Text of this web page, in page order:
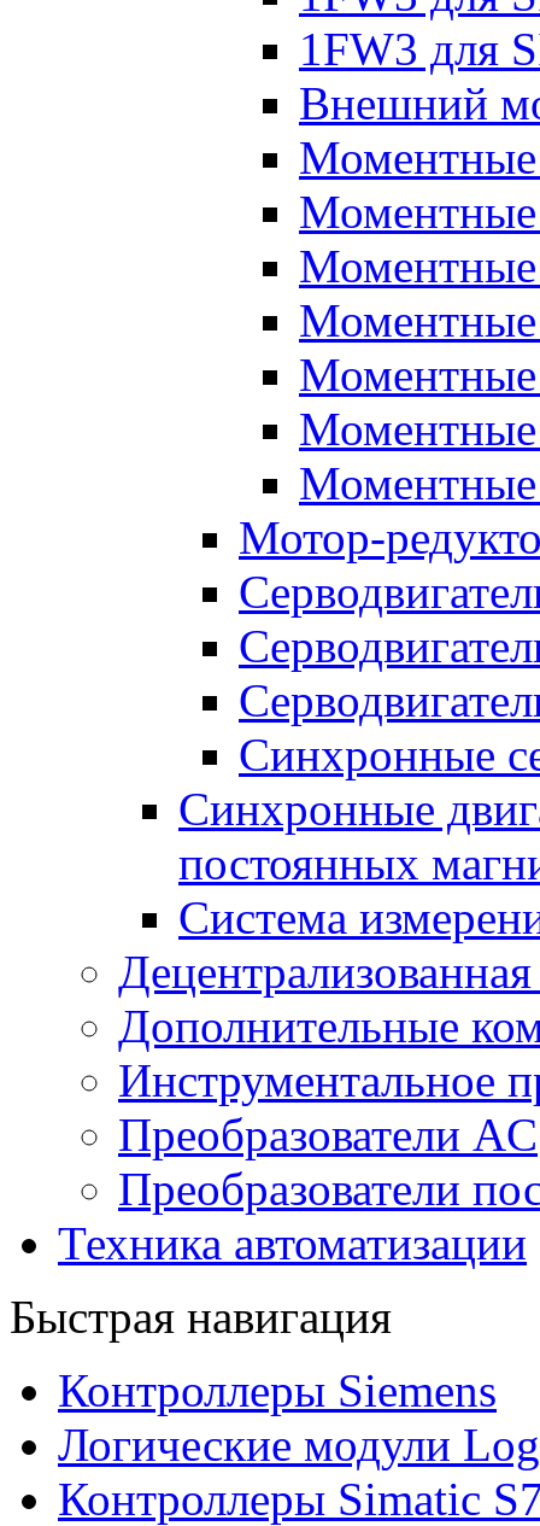
1FW3 для
Внешний
Моментные
Моментные
Моментные
Моментные
Моментные
Моментные
Моментные
Мотор-
Синхронные
Синхронные
постоянных
Система
Дополнительные
Инструментальное
Преобразователи AC
Преобразователи
Техника автоматизации
Быстрая навигация
Контроллеры Siemens
Логические модули
Контроллеры Simatic